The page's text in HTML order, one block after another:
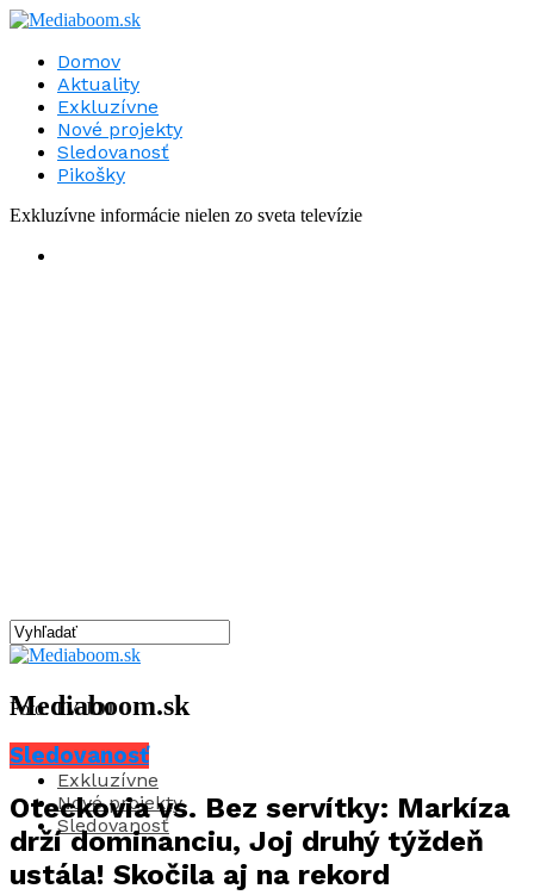
Domov
Aktuality
Exkluzívne
Nové projekty
Sledovanosť
Pikošky
Exkluzívne informácie nielen zo sveta televízie
Mediaboom.sk
Aktuality
Exkluzívne
Nové projekty
Sledovanosť
Foto: TV JOJ
Sledovanosť
Oteckovia vs. Bez servítky: Markíza
drží dominanciu, Joj druhý týždeň
ustála! Skočila aj na rekord